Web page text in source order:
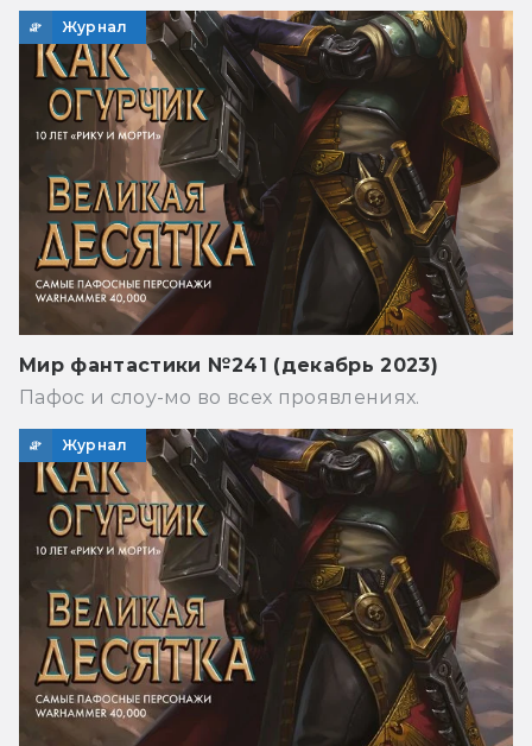
Журнал
Мир фантастики №241 (декабрь 2023)
Пафос и слоу-мо во всех проявлениях.
Журнал